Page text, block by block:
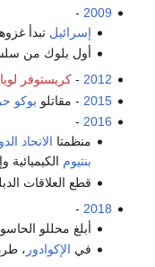
2009
-
إسرائيل تبدأ
أول بلوك من
2012
-كريستوفر
2015 - مقاتلو بوكو
2016
-
منظمتا الاتحاد
بنتيوم
قطع العلاقات
2018
-
أبلغ محللو
في الإكوادور ،